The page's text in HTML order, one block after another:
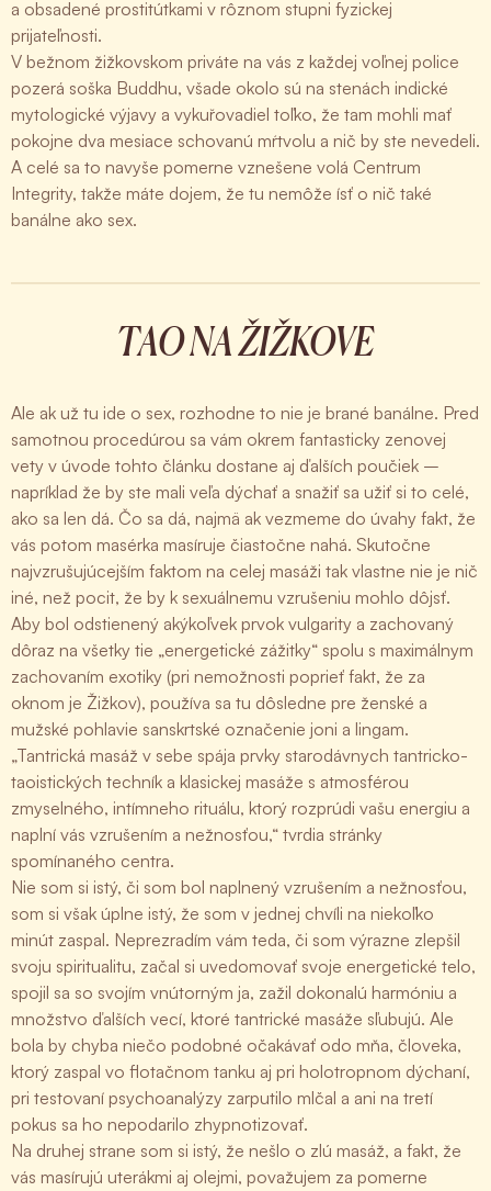
a obsadené prostitútkami v rôznom stupni fyzickej
prijateľnosti.
V bežnom žižkovskom priváte na vás z každej voľnej police
pozerá soška Buddhu, všade okolo sú na stenách indické
mytologické výjavy a vykuřovadiel toľko, že tam mohli mať
pokojne dva mesiace schovanú mŕtvolu a nič by ste nevedeli.
A celé sa to navyše pomerne vznešene volá Centrum
Integrity, takže máte dojem, že tu nemôže ísť o nič také
banálne ako sex.
TAO NA ŽIŽKOVE
Ale ak už tu ide o sex, rozhodne to nie je brané banálne. Pred
samotnou procedúrou sa vám okrem fantasticky zenovej
vety v úvode tohto článku dostane aj ďalších poučiek –
napríklad že by ste mali veľa dýchať a snažiť sa užiť si to celé,
ako sa len dá. Čo sa dá, najmä ak vezmeme do úvahy fakt, že
vás potom masérka masíruje čiastočne nahá. Skutočne
najvzrušujúcejším faktom na celej masáži tak vlastne nie je nič
iné, než pocit, že by k sexuálnemu vzrušeniu mohlo dôjsť.
Aby bol odstienený akýkoľvek prvok vulgarity a zachovaný
dôraz na všetky tie „energetické zážitky“ spolu s maximálnym
zachovaním exotiky (pri nemožnosti poprieť fakt, že za
oknom je Žižkov), používa sa tu dôsledne pre ženské a
mužské pohlavie sanskrtské označenie joni a lingam.
„Tantrická masáž v sebe spája prvky starodávnych tantricko-
taoistických techník a klasickej masáže s atmosférou
zmyselného, intímneho rituálu, ktorý rozprúdi vašu energiu a
naplní vás vzrušením a nežnosťou,“ tvrdia stránky
spomínaného centra.
Nie som si istý, či som bol naplnený vzrušením a nežnosťou,
som si však úplne istý, že som v jednej chvíli na niekoľko
minút zaspal. Neprezradím vám teda, či som výrazne zlepšil
svoju spiritualitu, začal si uvedomovať svoje energetické telo,
spojil sa so svojím vnútorným ja, zažil dokonalú harmóniu a
množstvo ďalších vecí, ktoré tantrické masáže sľubujú. Ale
bola by chyba niečo podobné očakávať odo mňa, človeka,
ktorý zaspal vo flotačnom tanku aj pri holotropnom dýchaní,
pri testovaní psychoanalýzy zarputilo mlčal a ani na tretí
pokus sa ho nepodarilo zhypnotizovať.
Na druhej strane som si istý, že nešlo o zlú masáž, a fakt, že
vás masírujú uterákmi aj olejmi, považujem za pomerne